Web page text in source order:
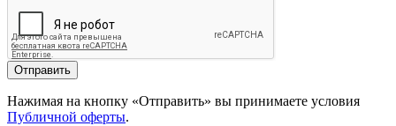
Отправить
Нажимая на кнопку «Отправить» вы принимаете условия
Публичной оферты.